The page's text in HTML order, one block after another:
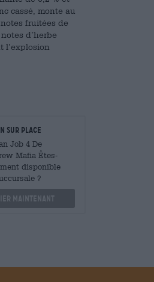
cassé, monte au
fruitées de
d’herbe
l’explosion
sur place
Job 4 De
Mafia Êtes-
disponible
?
maintenant